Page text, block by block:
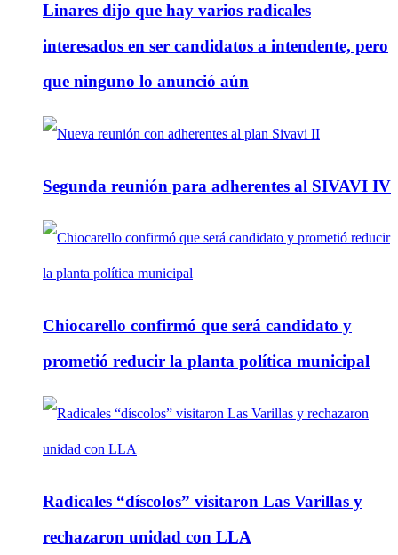
Linares dijo que hay varios radicales
interesados en ser candidatos a intendente, pero
que ninguno lo anunció aún
Segunda reunión para adherentes al SIVAVI IV
Chiocarello confirmó que será candidato y
prometió reducir la planta política municipal
Radicales “díscolos” visitaron Las Varillas y
rechazaron unidad con LLA